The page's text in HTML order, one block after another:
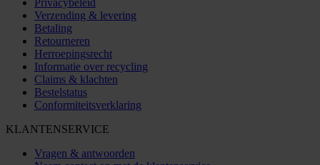
Privacybeleid
Verzending & levering
Betaling
Retourneren
Herroepingsrecht
Informatie over recycling
Claims & klachten
Bestelstatus
Conformiteitsverklaring
KLANTENSERVICE
Vragen & antwoorden